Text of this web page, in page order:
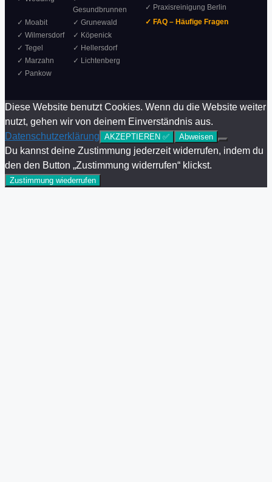
Gesundbrunnen
✓ Moabit
✓ Grunewald
✓ Wilmersdorf
✓ Köpenick
✓ Tegel
✓ Hellersdorf
✓ Marzahn
✓ Lichtenberg
✓ Pankow
✓ Praxisreinigung Berlin
✓ FAQ – Häufige Fragen
Diese Website benutzt Cookies. Wenn du die Website weiter
nutzt, gehen wir von deinem Einverständnis aus.
Datenschutzerklärung AKZEPTIEREN ✅ Abweisen
Du kannst deine Zustimmung jederzeit widerrufen, indem du
den den Button „Zustimmung widerrufen“ klickst.
Zustimmung wiederrufen